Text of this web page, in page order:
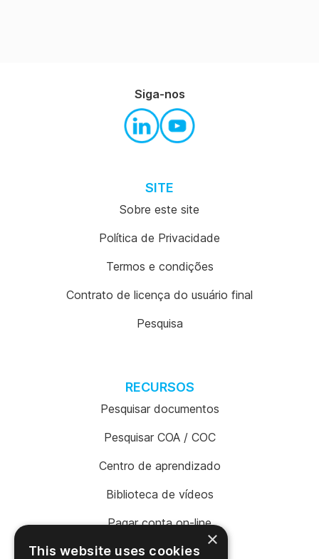
SITE
Sobre este site
Política de Privacidade
Termos e condições
Contrato de licença do usuário final
Pesquisa
RECURSOS
Pesquisar documentos
Pesquisar COA / COC
Centro de aprendizado
Biblioteca de vídeos
Pagar conta on-line
Siga-nos
×
This website uses cookies